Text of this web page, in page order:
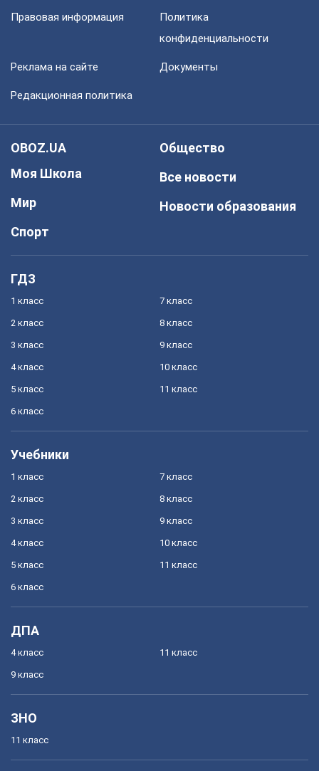
Правовая информация
Политика
конфиденциальности
Реклама на сайте Документы
Редакционная политика
OBOZ.UA
Моя Школа
Мир
Спорт
Общество
Все новости
Новости образования
ГДЗ
1 класс
2 класс
3 класс
4 класс
5 класс
6 класс
7 класс
8 класс
9 класс
10 класс
11 класс
Учебники
1 класс
2 класс
3 класс
4 класс
5 класс
6 класс
7 класс
8 класс
9 класс
10 класс
11 класс
ДПА
4 класс
9 класс
11 класс
ЗНО
11 класс